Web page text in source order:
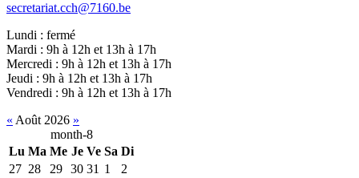
secretariat.cch@7160.be
Lundi : fermé
Mardi : 9h à 12h et 13h à 17h
Mercredi : 9h à 12h et 13h à 17h
Jeudi : 9h à 12h et 13h à 17h
Vendredi : 9h à 12h et 13h à 17h
« Août 2026 »
month-8
Lu Ma Me Je Ve Sa Di
27 28 29 30 31 1
2